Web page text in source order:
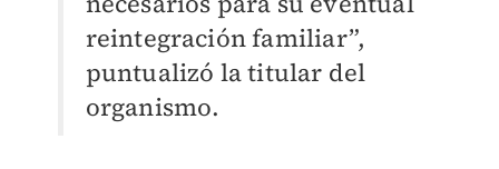
reintegración familiar”,
puntualizó la titular del
organismo.